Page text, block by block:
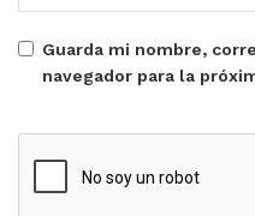
Guarda mi nombre,
navegador para la